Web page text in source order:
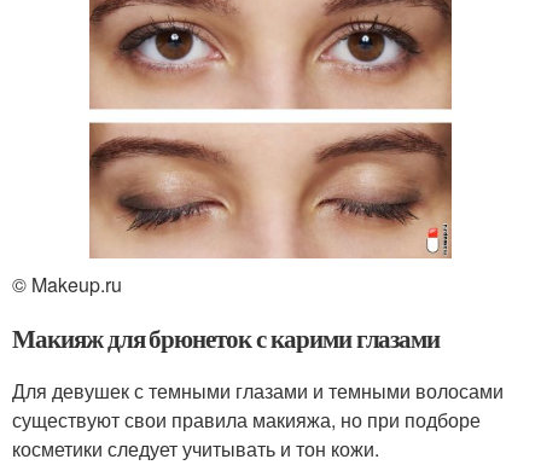
© Makeup.ru
Макияж для брюнеток с карими глазами
Для девушек с темными глазами и темными волосами
существуют свои правила макияжа, но при подборе
косметики следует учитывать и тон кожи.